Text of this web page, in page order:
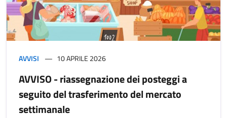
AVVISI 10 APRILE 2026
AVVISO - riassegnazione dei posteggi a
seguito del trasferimento del mercato
settimanale